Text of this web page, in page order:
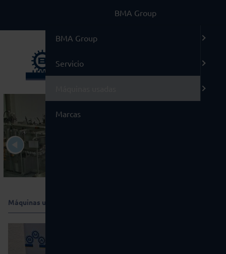
Máquinas usadas
BMA Group
BMA Group
Servicio
Marcas